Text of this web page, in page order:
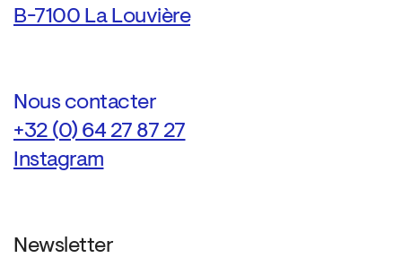
B-7100 La Louvière
Nous contacter
+32 (0) 64 27 87 27
Instagram
Newsletter